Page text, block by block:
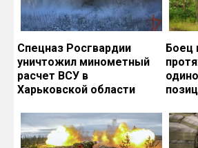
Спецназ Росгвардии
уничтожил минометный
расчет ВСУ в
Харьковской области
Боец